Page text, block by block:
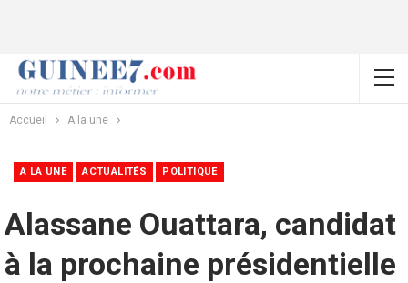
Accueil A la une
A LA UNE ACTUALITÉS POLITIQUE
Alassane Ouattara, candidat
à la prochaine présidentielle